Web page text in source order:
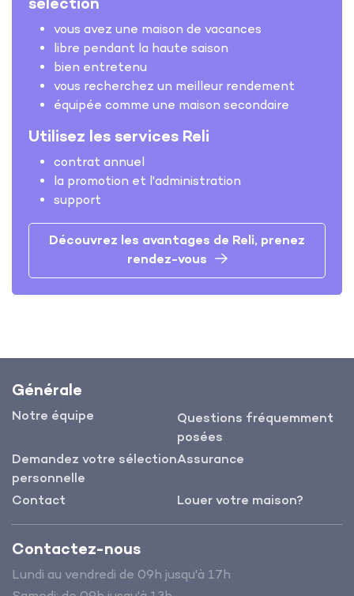
vous avez une maison de vacances
libre pendant la haute saison
bien entretenu
vous recherchez un meilleur rendement
équipée comme une maison secondaire
Utilisez les services Reli
contrat annuel
la promotion et l'administration
support
Découvrez les avantages de Reli, prenez
rendez-vous
Générale
Notre équipe
Questions fréquemment
posées
Demandez votre sélection
personnelle
Assurance
Contact Louer votre maison?
Contactez-nous
Lundi au vendredi de 09h jusqu'à 17h